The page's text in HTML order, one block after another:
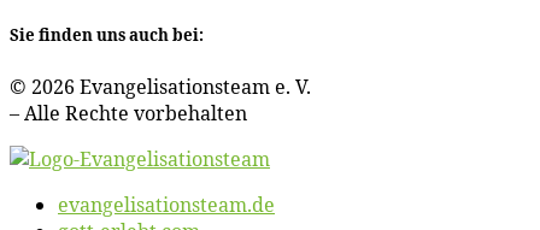
Sie fin­den uns auch bei:
© 2026 Evan­ge­li­sa­ti­ons­team e. V.
– Al­le Rech­te vorbehalten
evangelisationsteam.de